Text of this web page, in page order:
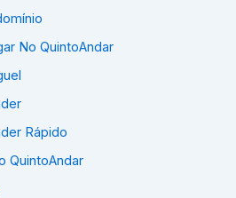
No QuintoAndar
Rápido
QuintoAndar